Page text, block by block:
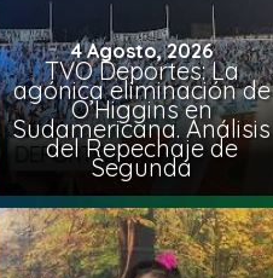
4 Agosto, 2026
TVO Deportes: La
agónica eliminación de
O’Higgins en
Sudamericana. Análisis
del Repechaje de
Segunda